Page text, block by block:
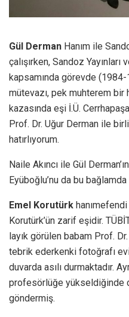
Gül Derman Hanım ile
çalışırken, Sandoz
kapsamında görevde (1984-
mütevazı, pek muhterem
kazasında eşi İ.Ü.
Prof. Dr. Uğur Derman ile
hatırlıyorum.
Naile Akıncı ile Gül
Eyüboğlu’nu da bu
Emel Korutürk
Korutürk’ün zarif eşidir.
layık görülen babam Prof.
tebrik ederkenki fotoğrafı
duvarda asılı durmaktadır.
profesörlüğe yükseldiğinde
göndermiş.